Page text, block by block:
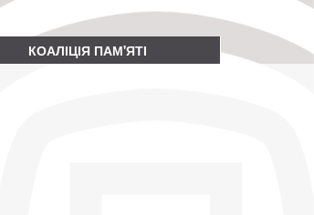
КОАЛІЦІЯ ПАМ'ЯТІ